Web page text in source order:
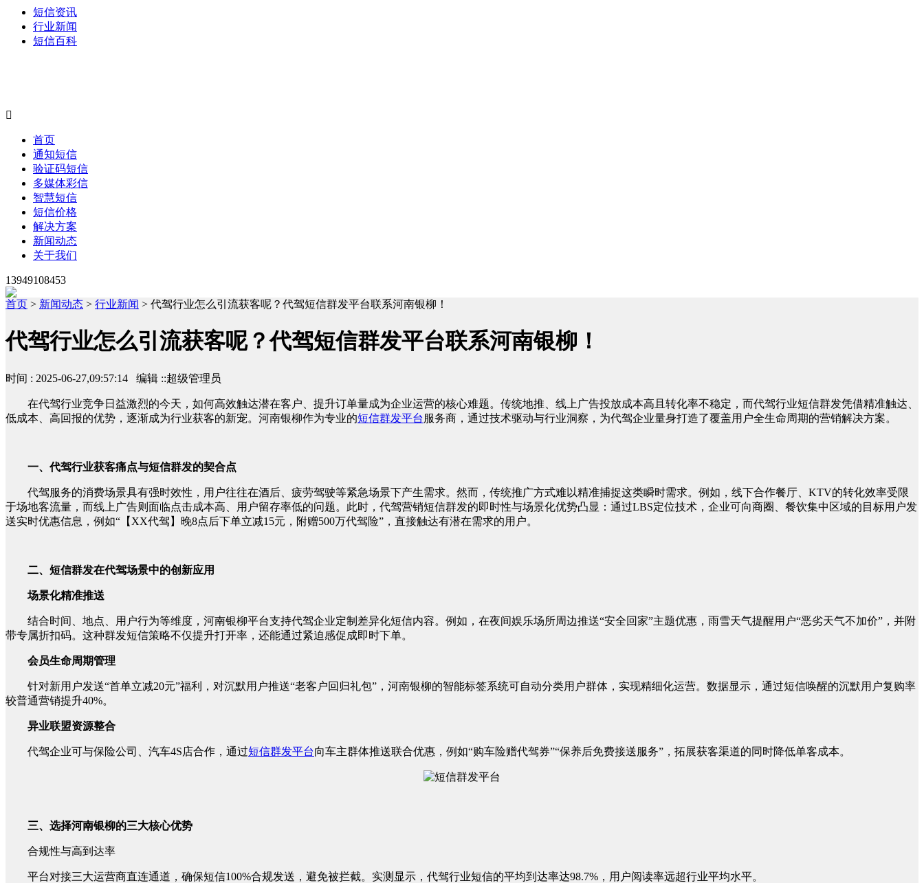
短信资讯
行业新闻
短信百科

首页
通知短信
验证码短信
多媒体彩信
智慧短信
短信价格
解决方案
新闻动态
关于我们
13949108453
首页 > 新闻动态 > 行业新闻 > 代驾行业怎么引流获客呢？代驾短信群发平台联系河南银柳！
代驾行业怎么引流获客呢？代驾短信群发平台联系河南银柳！
时间 : 2025-06-27,09:57:14 编辑 ::超级管理员
在代驾行业竞争日益激烈的今天，如何高效触达潜在客户、提升订单量成为企业运营的核心难题。传统地推、线上广告投放成本高且转化率不稳定，而代驾行业短信群发凭借精准触达、
低成本、高回报的优势，逐渐成为行业获客的新宠。河南银柳作为专业的短信群发平台 服务商，通过技术驱动与行业洞察，为代驾企业量身打造了覆盖用户全生命周期的营销解决方案。
一、代驾行业获客痛点与短信群发的契合点
代驾服务的消费场景具有强时效性，用户往往在酒后、疲劳驾驶等紧急场景下产生需求。然而，传统推广方式难以精准捕捉这类瞬时需求。例如，线下合作餐厅、KTV的转化效率受限
于场地客流量，而线上广告则面临点击成本高、用户留存率低的问题。此时，代驾营销短信群发的即时性与场景化优势凸显：通过LBS定位技术，企业可向商圈、餐饮集中区域的目标用户发
送实时优惠信息，例如“【XX代驾】晚8点后下单立减15元，附赠500万代驾险”，直接触达有潜在需求的用户。
二、短信群发在代驾场景中的创新应用
场景化精准推送
结合时间、地点、用户行为等维度，河南银柳平台支持代驾企业定制差异化短信内容。例如，在夜间娱乐场所周边推送“安全回家”主题优惠，雨雪天气提醒用户“恶劣天气不加价”，并附
带专属折扣码。这种群发短信策略不仅提升打开率，还能通过紧迫感促成即时下单。
会员生命周期管理
针对新用户发送“首单立减20元”福利，对沉默用户推送“老客户回归礼包”，河南银柳的智能标签系统可自动分类用户群体，实现精细化运营。数据显示，通过短信唤醒的沉默用户复购率
较普通营销提升40%。
异业联盟资源整合
代驾企业可与保险公司、汽车4S店合作，通过短信群发平台向车主群体推送联合优惠，例如“购车险赠代驾券”“保养后免费接送服务”，拓展获客渠道的同时降低单客成本。
三、选择河南银柳的三大核心优势
合规性与高到达率
平台对接三大运营商直连通道，确保短信100%合规发送，避免被拦截。实测显示，代驾行业短信的平均到达率达98.7%，用户阅读率远超行业平均水平。